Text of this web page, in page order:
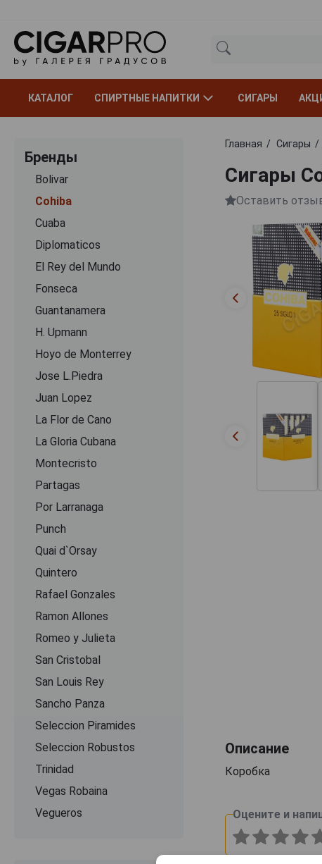
КАТАЛОГ СПИРТНЫЕ НАПИТКИ СИГАРЫ
Бренды
Bolivar
Cohiba
Cuaba
Diplomaticos
El Rey del Mundo
Fonseca
Guantanamera
H. Upmann
Hoyo de Monterrey
Jose L.Piedra
Juan Lopez
La Flor de Cano
La Gloria Cubana
Montecristo
Partagas
Por Larranaga
Punch
Quai d`Orsay
Quintero
Rafael Gonzales
Ramon Allones
Romeo y Julieta
San Cristobal
San Louis Rey
Sancho Panza
Seleccion Piramides
Seleccion Robustos
Trinidad
Vegas Robaina
Vegueros
Главная Сигары
Сигары
Оставить
Описание
Коробка
Оцените и